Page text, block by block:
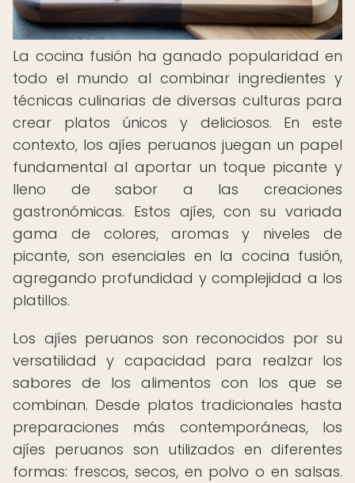
La cocina fusión ha ganado popularidad en
todo el mundo al combinar ingredientes y
técnicas culinarias de diversas culturas para
crear platos únicos y deliciosos. En este
contexto, los ajíes peruanos juegan un papel
fundamental al aportar un toque picante y
lleno de sabor a las creaciones
gastronómicas. Estos ajíes, con su variada
gama de colores, aromas y niveles de
picante, son esenciales en la cocina fusión,
agregando profundidad y complejidad a los
platillos.
Los ajíes peruanos son reconocidos por su
versatilidad y capacidad para realzar los
sabores de los alimentos con los que se
combinan. Desde platos tradicionales hasta
preparaciones más contemporáneas, los
ajíes peruanos son utilizados en diferentes
formas: frescos, secos, en polvo o en salsas.